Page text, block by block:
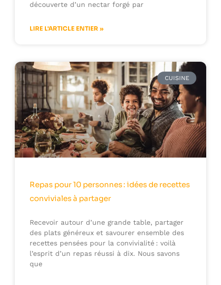
découverte d’un nectar forgé par
LIRE L'ARTICLE ENTIER »
CUISINE
Repas pour 10 personnes : idées de recettes
conviviales à partager
Recevoir autour d’une grande table, partager
des plats généreux et savourer ensemble des
recettes pensées pour la convivialité : voilà
l’esprit d’un repas réussi à dix. Nous savons
que